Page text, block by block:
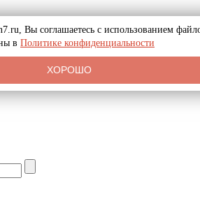
Вы соглашаетесь с использованием
в Политике конфиденциальности
ХОРОШО